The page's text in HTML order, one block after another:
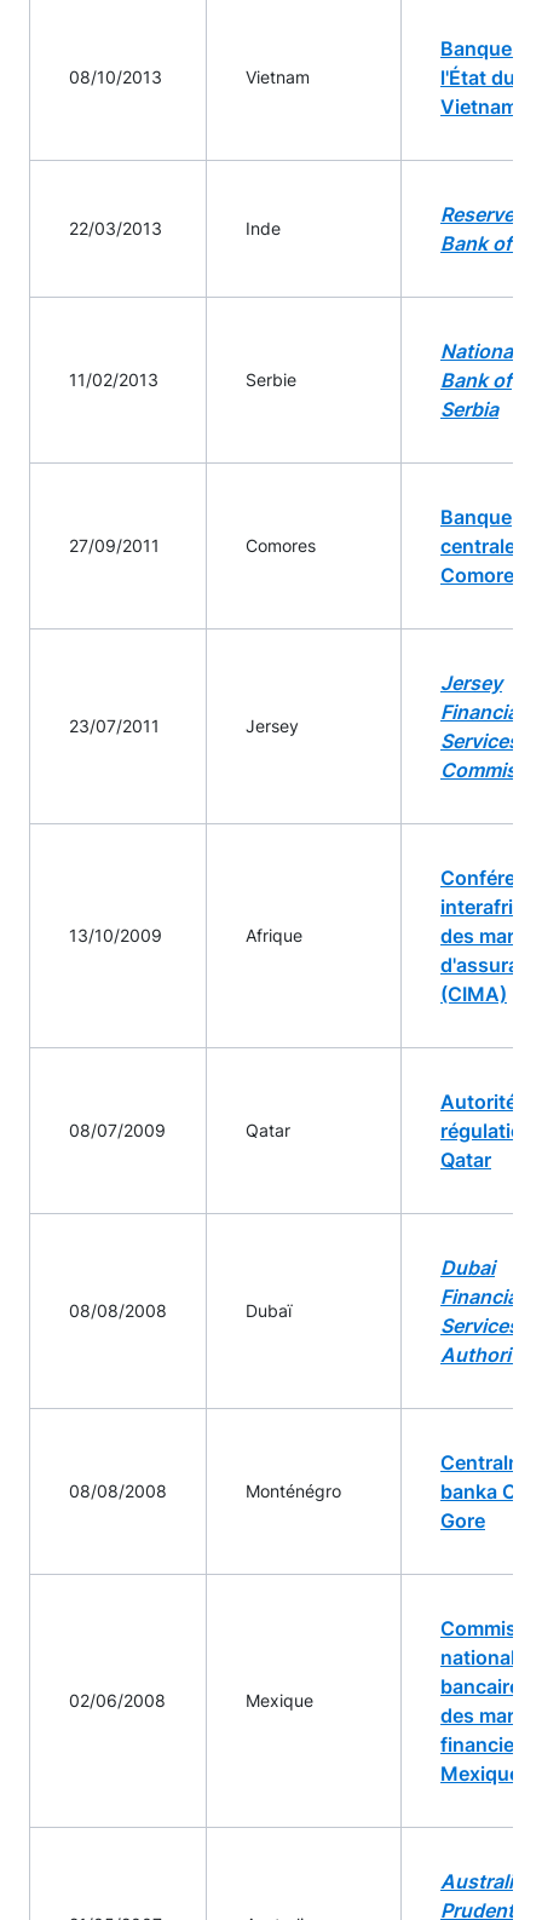
08/10/2013 Vietnam
Banque de
l'État du
Vietnam
22/03/2013 Inde
Reserve
Bank of
11/02/2013 Serbie
National
Bank of
Serbia
27/09/2011 Comores
Banque
centrale
Comores
23/07/2011 Jersey
Jersey
Financial
Services
13/10/2009 Afrique
des
(CIMA)
08/07/2009 Qatar
Autorité
régulation
Qatar
08/08/2008 Dubaï
Dubai
Financial
Services
Authority
08/08/2008 Monténégro
Centralna
banka
Gore
02/06/2008 Mexique
nationale
bancaire et
des
financiers
Mexique
Australian
Prudential